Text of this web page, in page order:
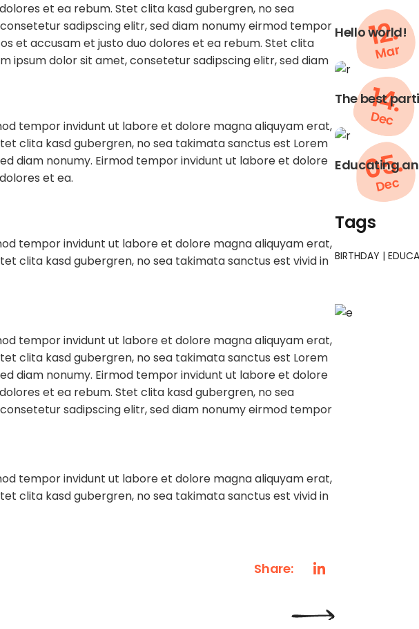
et ea rebum. Stet clita kasd gubergren, no sea
sadipscing elitr, sed diam nonumy eirmod tempor
et accusam et justo duo dolores et ea rebum. Stet clita
ipsum dolor sit amet, consetetur sadipscing elitr, sed diam
tempor invidunt ut labore et dolore magna aliquyam erat,
clita kasd gubergren, no sea takimata sanctus est Lorem
diam nonumy. Eirmod tempor invidunt ut labore et dolore
et ea.
tempor invidunt ut labore et dolore magna aliquyam erat,
clita kasd gubergren, no sea takimata sanctus est vivid in
tempor invidunt ut labore et dolore magna aliquyam erat,
clita kasd gubergren, no sea takimata sanctus est Lorem
diam nonumy. Eirmod tempor invidunt ut labore et dolore
et ea rebum. Stet clita kasd gubergren, no sea
sadipscing elitr, sed diam nonumy eirmod tempor
tempor invidunt ut labore et dolore magna aliquyam erat,
clita kasd gubergren, no sea takimata sanctus est vivid in
Share:
12.
Mar
Hello world!
14.
Dec
The best
05.
Dec
Educating
Tags
BIRTHDAY